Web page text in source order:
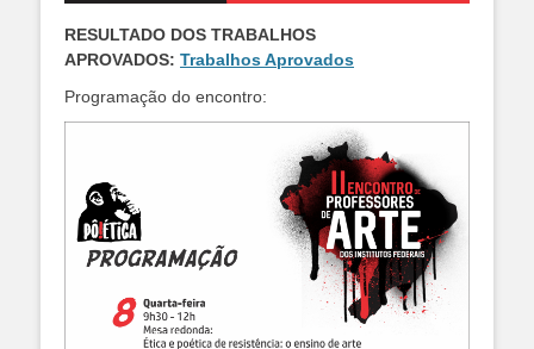
RESULTADO DOS TRABALHOS
APROVADOS: Trabalhos Aprovados
Programação do encontro: